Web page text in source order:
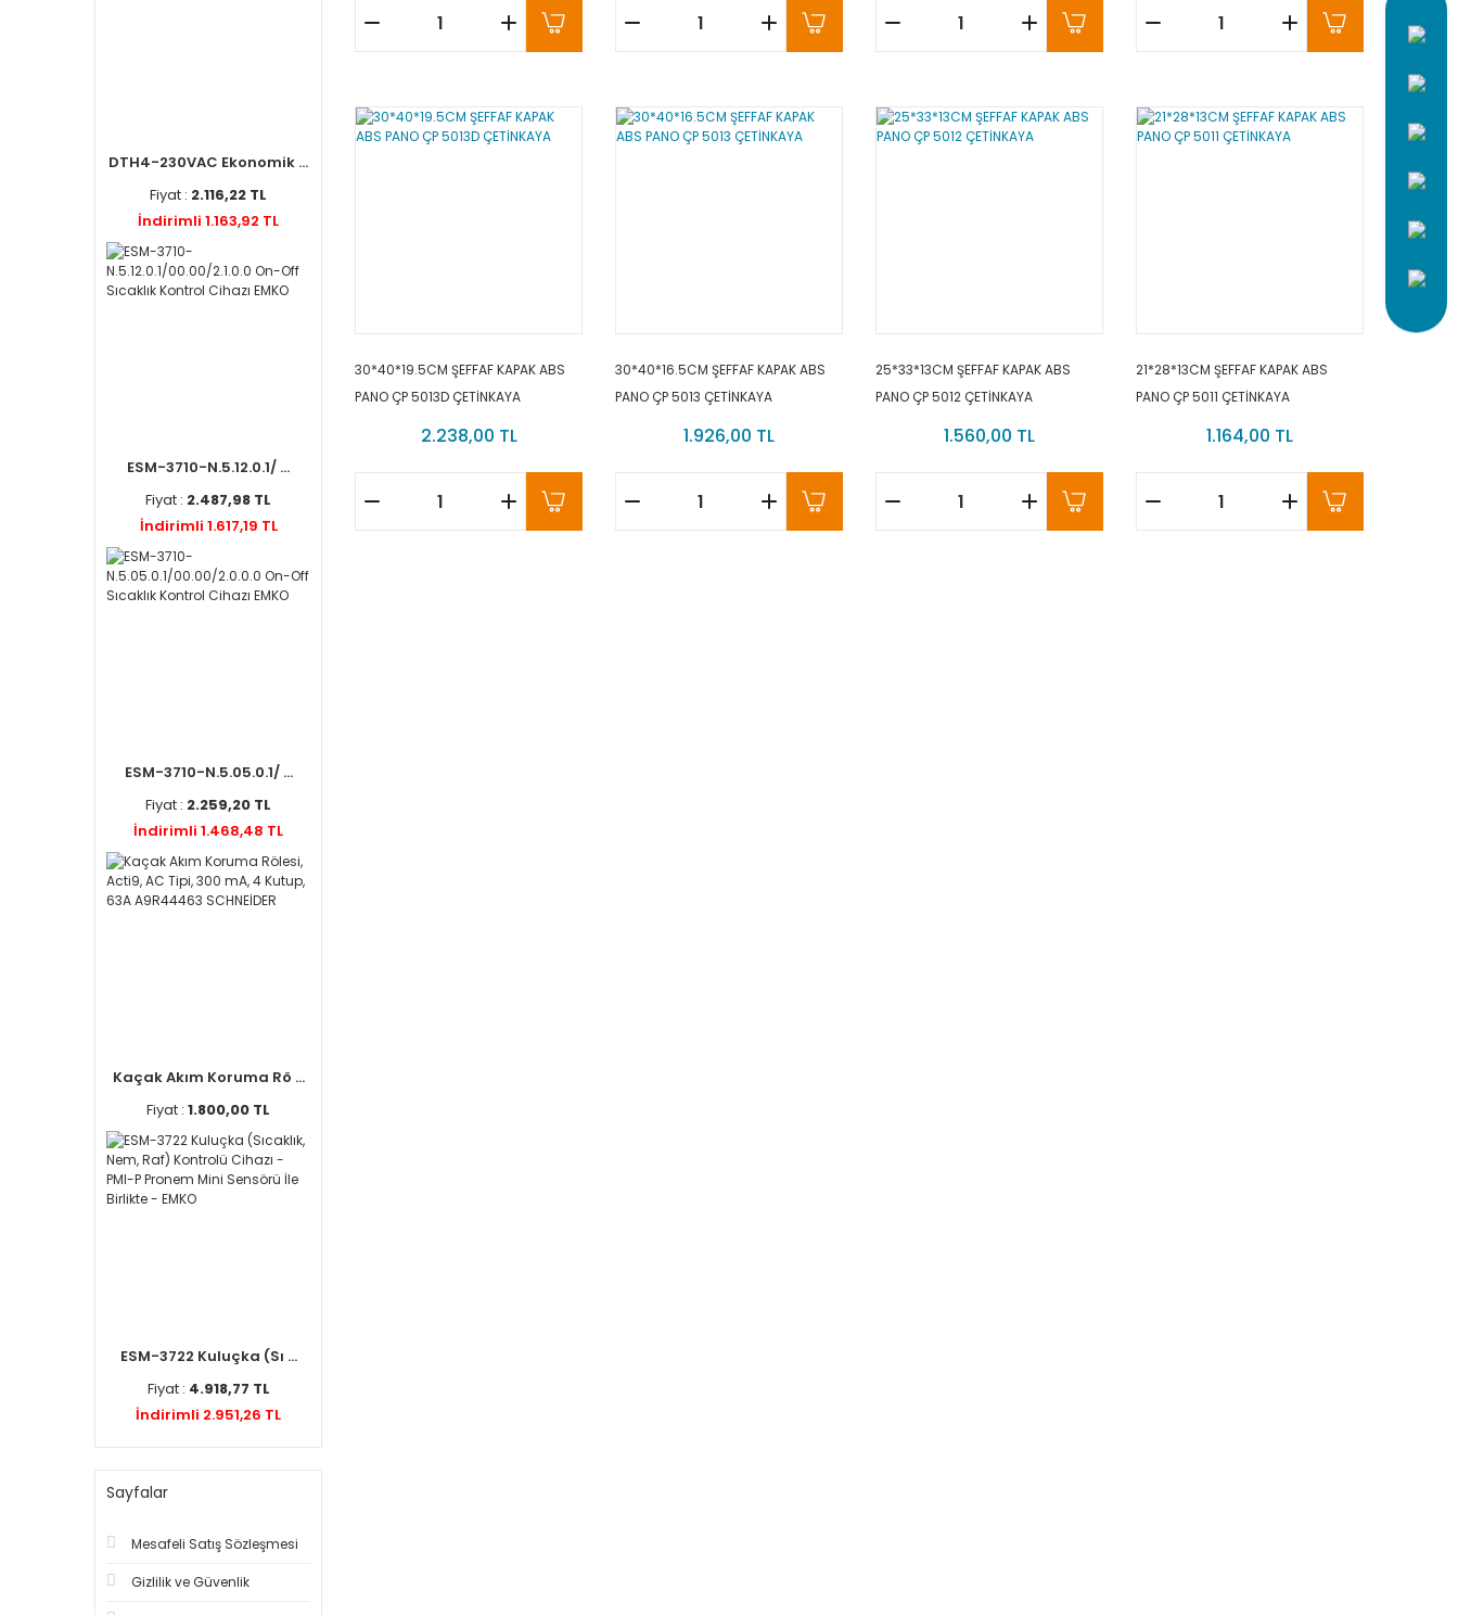
DTH4-230VAC Ekonomik ...
Fiyat : 2.116,22 TL
İndirimli 1.163,92 TL
ESM-3710-N.5.12.0.1/ ...
Fiyat : 2.487,98 TL
İndirimli 1.617,19 TL
ESM-3710-N.5.05.0.1/ ...
Fiyat : 2.259,20 TL
İndirimli 1.468,48 TL
Kaçak Akım Koruma Rö ...
Fiyat : 1.800,00 TL
ESM-3722 Kuluçka (Sı ...
Fiyat : 4.918,77 TL
İndirimli 2.951,26 TL
Sayfalar
Mesafeli Satış Sözleşmesi
Gizlilik ve Güvenlik
30*40*19.5CM ŞEFFAF KAPAK ABS
PANO ÇP 5013D ÇETİNKAYA
2.238,00 TL
30*40*16.5CM ŞEFFAF KAPAK ABS
PANO ÇP 5013 ÇETİNKAYA
1.926,00 TL
25*33*13CM ŞEFFAF KAPAK ABS
PANO ÇP 5012 ÇETİNKAYA
1.560,00 TL
21*28*13CM ŞEFFAF KAPAK ABS
PANO ÇP 5011 ÇETİNKAYA
1.164,00 TL